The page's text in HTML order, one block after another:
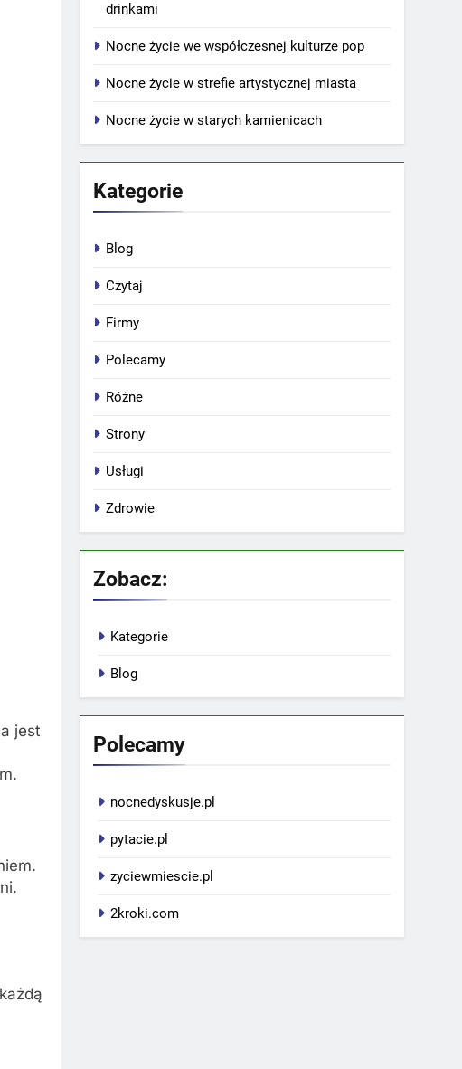
jest
drinkami
Nocne życie we współczesnej kulturze pop
Nocne życie w strefie artystycznej miasta
Nocne życie w starych kamienicach
Kategorie
Blog
Czytaj
Firmy
Polecamy
Różne
Strony
Usługi
Zdrowie
Zobacz:
Kategorie
Blog
Polecamy
nocnedyskusje.pl
pytacie.pl
zyciewmiescie.pl
2kroki.com